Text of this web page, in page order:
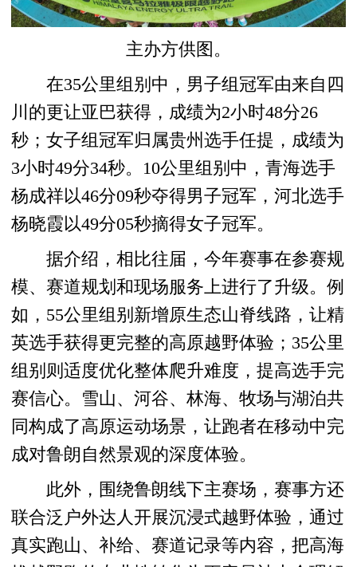
主办方供图。
在35公里组别中，男子组冠军由来自四
川的更让亚巴获得，成绩为2小时48分26
秒；女子组冠军归属贵州选手任提，成绩为
3小时49分34秒。10公里组别中，青海选手
杨成祥以46分09秒夺得男子冠军，河北选手
杨晓霞以49分05秒摘得女子冠军。
据介绍，相比往届，今年赛事在参赛规
模、赛道规划和现场服务上进行了升级。例
如，55公里组别新增原生态山脊线路，让精
英选手获得更完整的高原越野体验；35公里
组别则适度优化整体爬升难度，提高选手完
赛信心。雪山、河谷、林海、牧场与湖泊共
同构成了高原运动场景，让跑者在移动中完
成对鲁朗自然景观的深度体验。
此外，围绕鲁朗线下主赛场，赛事方还
联合泛户外达人开展沉浸式越野体验，通过
真实跑山、补给、赛道记录等内容，把高海